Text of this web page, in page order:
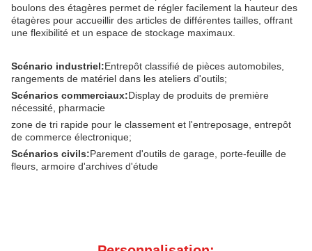
boulons des étagères permet de régler facilement la hauteur des
étagères pour accueillir des articles de différentes tailles, offrant
une flexibilité et un espace de stockage maximaux.
Scénario industriel:Entrepôt classifié de pièces automobiles,
rangements de matériel dans les ateliers d'outils;
Scénarios commerciaux:Display de produits de première
nécessité, pharmacie
zone de tri rapide pour le classement et l'entreposage, entrepôt
de commerce électronique;
Scénarios civils:Parement d'outils de garage, porte-feuille de
fleurs, armoire d'archives d'étude